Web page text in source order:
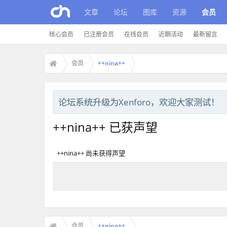
文章 论坛 图库 资源 会员
核心会员 已注册会员 在线会员 近期活动 最新留言
会员 ++nina++
论坛系统升级为Xenforo，欢迎大家测试！
++nina++ 已获声望
++nina++ 尚未获得声望